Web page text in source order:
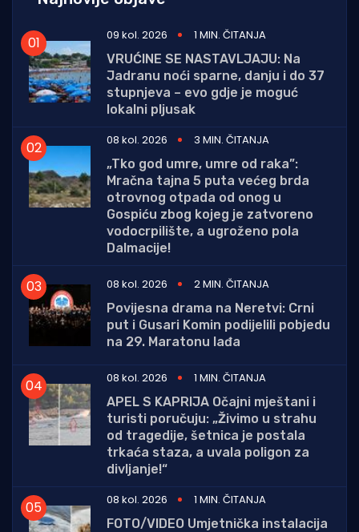
09 kol. 2026
1 MIN. ČITANJA
VRUĆINE SE NASTAVLJAJU: Na
Jadranu noći sparne, danju i do 37
stupnjeva – evo gdje je moguć
lokalni pljusak
08 kol. 2026
3 MIN. ČITANJA
„Tko god umre, umre od raka”:
Mračna tajna 5 puta većeg brda
otrovnog otpada od onog u
Gospiću zbog kojeg je zatvoreno
vodocrpilište, a ugroženo pola
Dalmacije!
08 kol. 2026
2 MIN. ČITANJA
Povijesna drama na Neretvi: Crni
put i Gusari Komin podijelili pobjedu
na 29. Maratonu lađa
08 kol. 2026
1 MIN. ČITANJA
APEL S KAPRIJA Očajni mještani i
turisti poručuju: „Živimo u strahu
od tragedije, šetnica je postala
trkaća staza, a uvala poligon za
divljanje!“
08 kol. 2026
1 MIN. ČITANJA
FOTO/VIDEO Umjetnička instalacija